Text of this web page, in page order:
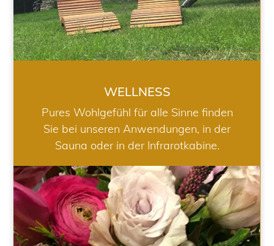
WELLNESS
Pures Wohlgefühl für alle Sinne finden
Sie bei unseren Anwendungen, in der
Sauna oder in der Infrarotkabine.